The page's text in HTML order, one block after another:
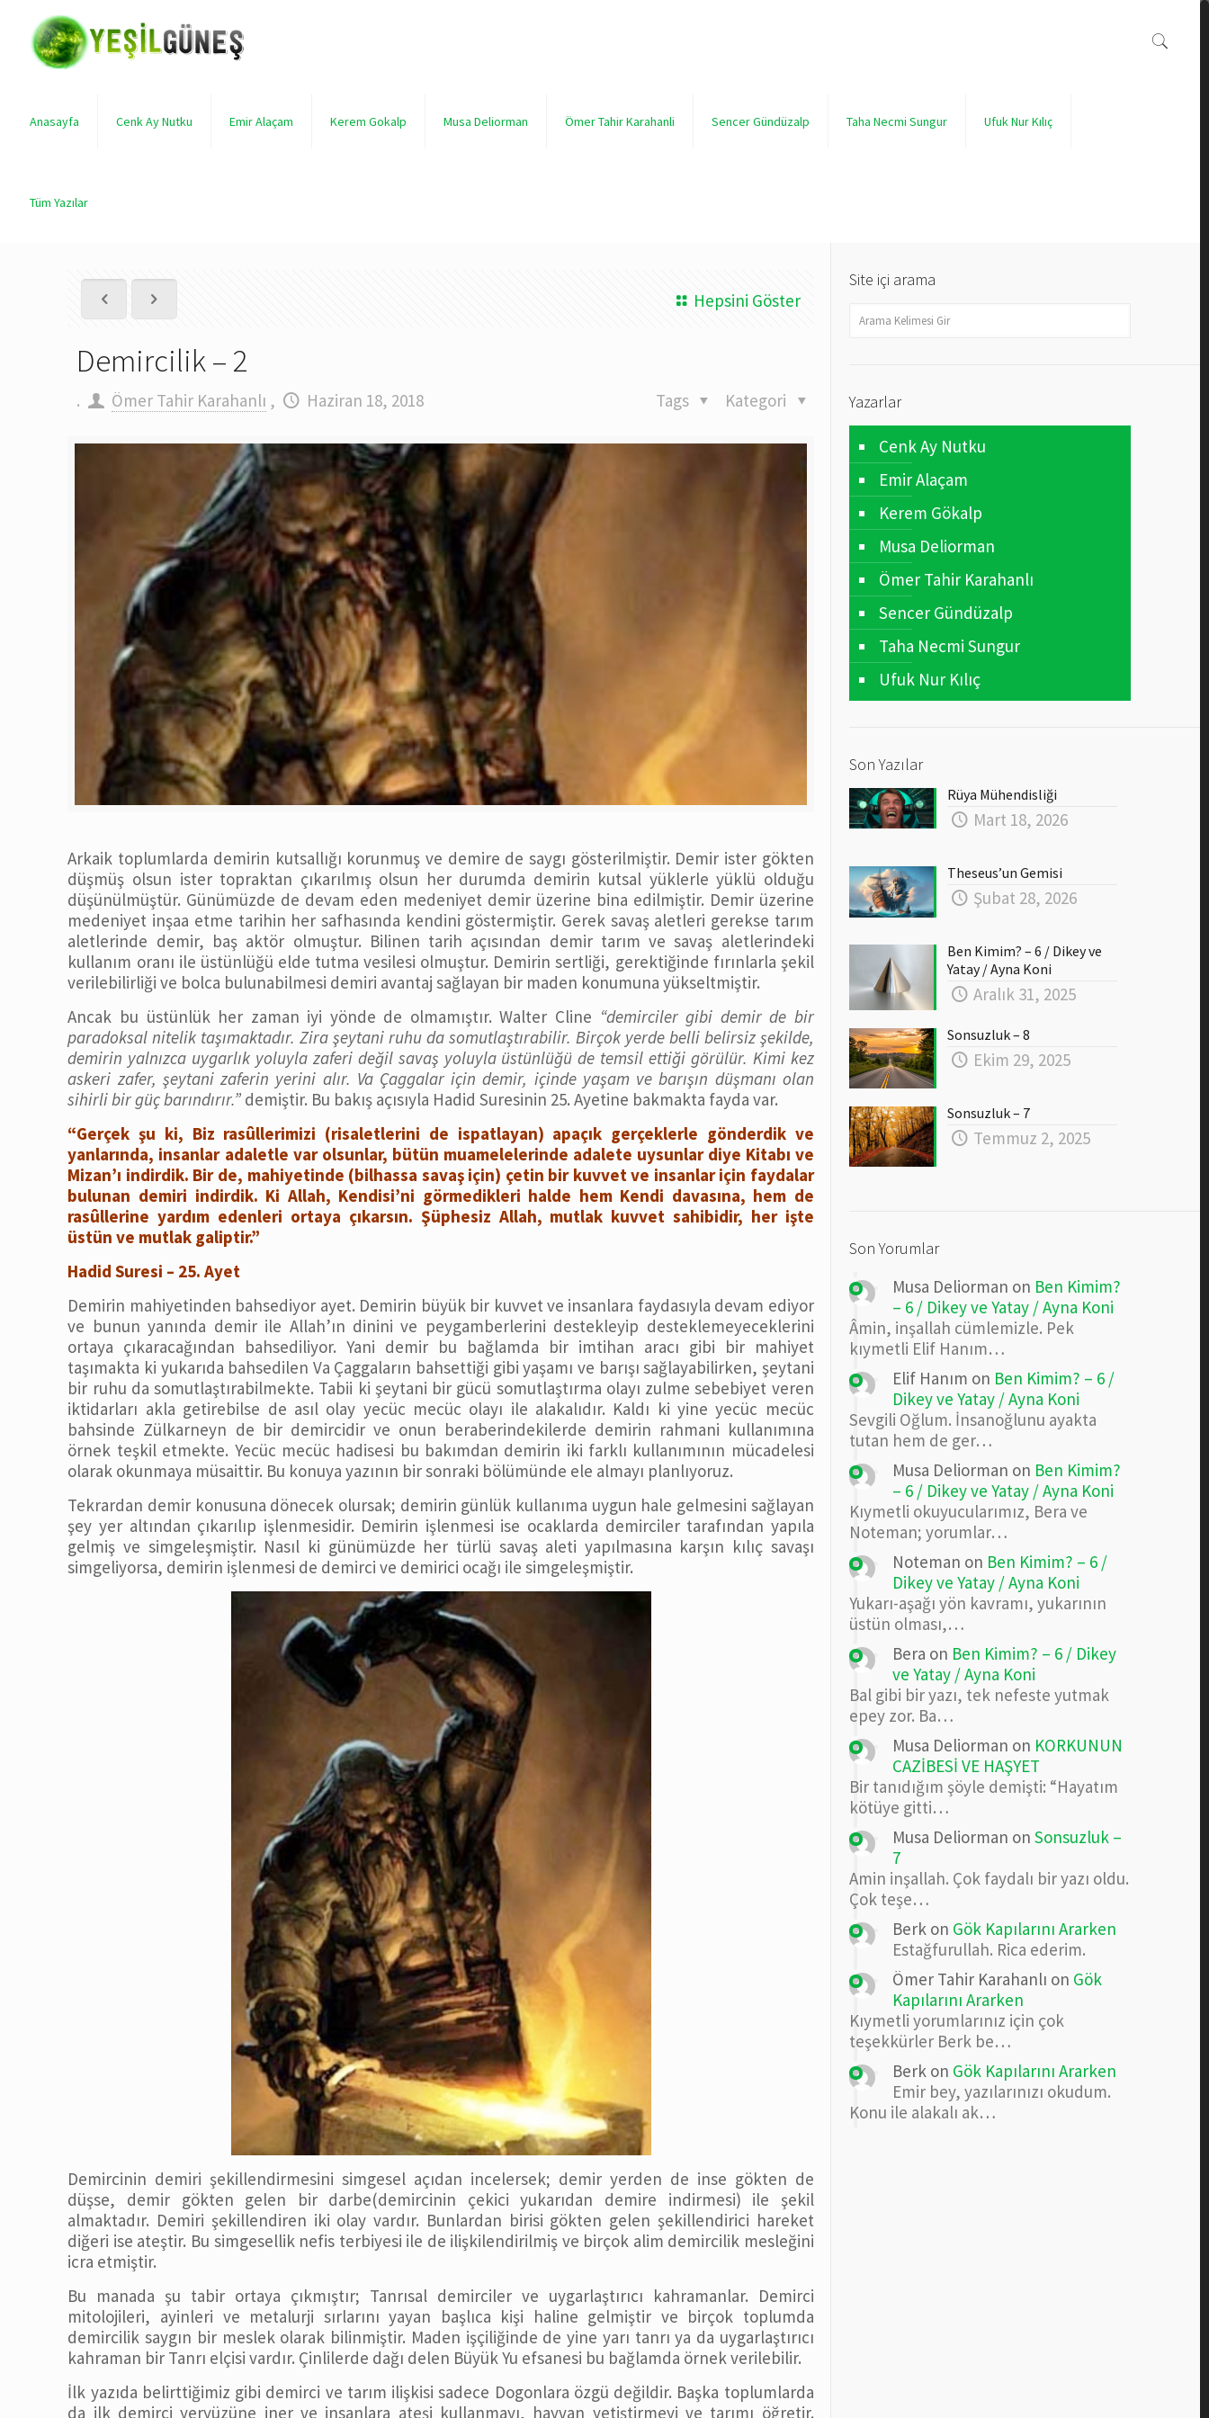
Anasayfa Cenk Ay Nutku Emir Alaçam Kerem Gokalp Musa Deliorman Ömer Tahir Karahanli Sencer Gündüzalp Taha Necmi Sungur Ufuk Nur Kılıç
Tüm Yazılar
Hepsini Göster
Demircilik – 2
. Ömer Tahir Karahanlı , Haziran 18, 2018 Kategori
Tags
Arkaik toplumlarda demirin kutsallığı korunmuş ve demire de saygı gösterilmiştir. Demir ister gökten
düşmüş olsun ister topraktan çıkarılmış olsun her durumda demirin kutsal yüklerle yüklü olduğu
düşünülmüştür. Günümüzde de devam eden medeniyet demir üzerine bina edilmiştir. Demir üzerine
medeniyet inşaa etme tarihin her safhasında kendini göstermiştir. Gerek savaş aletleri gerekse tarım
aletlerinde demir, baş aktör olmuştur. Bilinen tarih açısından demir tarım ve savaş aletlerindeki
kullanım oranı ile üstünlüğü elde tutma vesilesi olmuştur. Demirin sertliği, gerektiğinde fırınlarla şekil
verilebilirliği ve bolca bulunabilmesi demiri avantaj sağlayan bir maden konumuna yükseltmiştir.
Ancak bu üstünlük her zaman iyi yönde de olmamıştır. Walter Cline “demirciler gibi demir de bir
paradoksal nitelik taşımaktadır. Zira şeytani ruhu da somutlaştırabilir. Birçok yerde belli belirsiz şekilde,
demirin yalnızca uygarlık yoluyla zaferi değil savaş yoluyla üstünlüğü de temsil ettiği görülür. Kimi kez
askeri zafer, şeytani zaferin yerini alır. Va Çaggalar için demir, içinde yaşam ve barışın düşmanı olan
sihirli bir güç barındırır.” demiştir. Bu bakış açısıyla Hadid Suresinin 25. Ayetine bakmakta fayda var.
“Gerçek şu ki, Biz rasûllerimizi (risaletlerini de ispatlayan) apaçık gerçeklerle gönderdik ve
yanlarında, insanlar adaletle var olsunlar, bütün muamelelerinde adalete uysunlar diye Kitabı ve
Mizan’ı indirdik. Bir de, mahiyetinde (bilhassa savaş için) çetin bir kuvvet ve insanlar için faydalar
bulunan demiri indirdik. Ki Allah, Kendisi’ni görmedikleri halde hem Kendi davasına, hem de
rasûllerine yardım edenleri ortaya çıkarsın. Şüphesiz Allah, mutlak kuvvet sahibidir, her işte
üstün ve mutlak galiptir.”
Hadid Suresi – 25. Ayet
Demirin mahiyetinden bahsediyor ayet. Demirin büyük bir kuvvet ve insanlara faydasıyla devam ediyor
ve bunun yanında demir ile Allah’ın dinini ve peygamberlerini destekleyip desteklemeyeceklerini
ortaya çıkaracağından bahsediliyor. Yani demir bu bağlamda bir imtihan aracı gibi bir mahiyet
taşımakta ki yukarıda bahsedilen Va Çaggaların bahsettiği gibi yaşamı ve barışı sağlayabilirken, şeytani
bir ruhu da somutlaştırabilmekte. Tabii ki şeytani bir gücü somutlaştırma olayı zulme sebebiyet veren
iktidarları akla getirebilse de asıl olay yecüc mecüc olayı ile alakalıdır. Kaldı ki yine yecüc mecüc
bahsinde Zülkarneyn de bir demircidir ve onun beraberindekilerde demirin rahmani kullanımına
örnek teşkil etmekte. Yecüc mecüc hadisesi bu bakımdan demirin iki farklı kullanımının mücadelesi
olarak okunmaya müsaittir. Bu konuya yazının bir sonraki bölümünde ele almayı planlıyoruz.
Tekrardan demir konusuna dönecek olursak; demirin günlük kullanıma uygun hale gelmesini sağlayan
şey yer altından çıkarılıp işlenmesidir. Demirin işlenmesi ise ocaklarda demirciler tarafından yapıla
gelmiş ve simgeleşmiştir. Nasıl ki günümüzde her türlü savaş aleti yapılmasına karşın kılıç savaşı
simgeliyorsa, demirin işlenmesi de demirci ve demirici ocağı ile simgeleşmiştir.
Demircinin demiri şekillendirmesini simgesel açıdan incelersek; demir yerden de inse gökten de
düşse, demir gökten gelen bir darbe(demircinin çekici yukarıdan demire indirmesi) ile şekil
almaktadır. Demiri şekillendiren iki olay vardır. Bunlardan birisi gökten gelen şekillendirici hareket
diğeri ise ateştir. Bu simgesellik nefis terbiyesi ile de ilişkilendirilmiş ve birçok alim demircilik mesleğini
icra etmiştir.
Bu manada şu tabir ortaya çıkmıştır; Tanrısal demirciler ve uygarlaştırıcı kahramanlar. Demirci
mitolojileri, ayinleri ve metalurji sırlarını yayan başlıca kişi haline gelmiştir ve birçok toplumda
demircilik saygın bir meslek olarak bilinmiştir. Maden işçiliğinde de yine yarı tanrı ya da uygarlaştırıcı
kahraman bir Tanrı elçisi vardır. Çinlilerde dağı delen Büyük Yu efsanesi bu bağlamda örnek verilebilir.
İlk yazıda belirttiğimiz gibi demirci ve tarım ilişkisi sadece Dogonlara özgü değildir. Başka toplumlarda
da ilk demirci yeryüzüne iner ve insanlara ateşi kullanmayı, hayvan yetiştirmeyi ve tarımı öğretir.
Site içi arama
Yazarlar
Cenk Ay Nutku
Emir Alaçam
Kerem Gökalp
Musa Deliorman
Ömer Tahir Karahanlı
Sencer Gündüzalp
Taha Necmi Sungur
Ufuk Nur Kılıç
Son Yazılar
Rüya Mühendisliği
Mart 18, 2026
Theseus’un Gemisi
Şubat 28, 2026
Ben Kimim? – 6 / Dikey ve
Yatay / Ayna Koni
Aralık 31, 2025
Sonsuzluk – 8
Ekim 29, 2025
Sonsuzluk – 7
Temmuz 2, 2025
Son Yorumlar
Musa Deliorman on Ben Kimim?
– 6 / Dikey ve Yatay / Ayna Koni
Âmin, inşallah cümlemizle. Pek
kıymetli Elif Hanım…
Elif Hanım on Ben Kimim? – 6 /
Dikey ve Yatay / Ayna Koni
Sevgili Oğlum. İnsanoğlunu ayakta
tutan hem de ger…
Musa Deliorman on Ben Kimim?
– 6 / Dikey ve Yatay / Ayna Koni
Kıymetli okuyucularımız, Bera ve
Noteman; yorumlar…
Noteman on Ben Kimim? – 6 /
Dikey ve Yatay / Ayna Koni
Yukarı-aşağı yön kavramı, yukarının
üstün olması,…
Bera on Ben Kimim? – 6 / Dikey
ve Yatay / Ayna Koni
Bal gibi bir yazı, tek nefeste yutmak
epey zor. Ba…
Musa Deliorman on KORKUNUN
CAZİBESİ VE HAŞYET
Bir tanıdığım şöyle demişti: “Hayatım
kötüye gitti…
Musa Deliorman on Sonsuzluk –
7
Amin inşallah. Çok faydalı bir yazı oldu.
Çok teşe…
Berk on Gök Kapılarını Ararken
Estağfurullah. Rica ederim.
Ömer Tahir Karahanlı on Gök
Kapılarını Ararken
Kıymetli yorumlarınız için çok
teşekkürler Berk be…
Berk on Gök Kapılarını Ararken
Emir bey, yazılarınızı okudum.
Konu ile alakalı ak…